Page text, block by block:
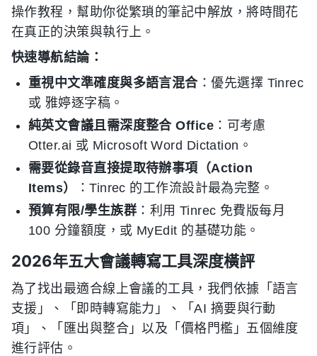
操作教程，幫助你從繁瑣的筆記中解放，將時間花
在真正的決策與執行上。
快速導航結論：
重視中文準確度與多語言混合：優先選擇 Tinrec
或 雅婷逐字稿。
純英文會議且需深度整合 Office ：可考慮
Otter.ai 或 Microsoft Word Dictation。
需要從錄音直接提取待辦事項（Action
Items）
：Tinrec 的工作流設計最為完整。
預算有限/學生族群 ：利用 Tinrec 免費版每月
100 分鐘額度，或 MyEdit 的基礎功能。
2026年五大會議轉寫工具深度橫評
為了找出最適合線上會議的工具，我們依據「語言
支援」、「即時轉寫能力」、「AI 摘要與行動
項」、「匯出與整合」以及「價格門檻」五個維度
進行評估。